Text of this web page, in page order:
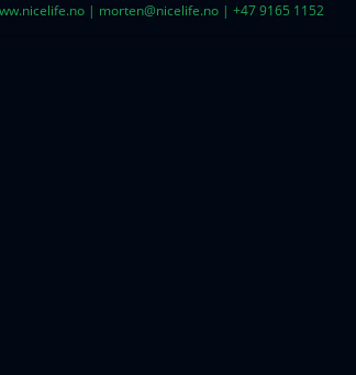
| morten@nicelife.no | +47 9165 1152